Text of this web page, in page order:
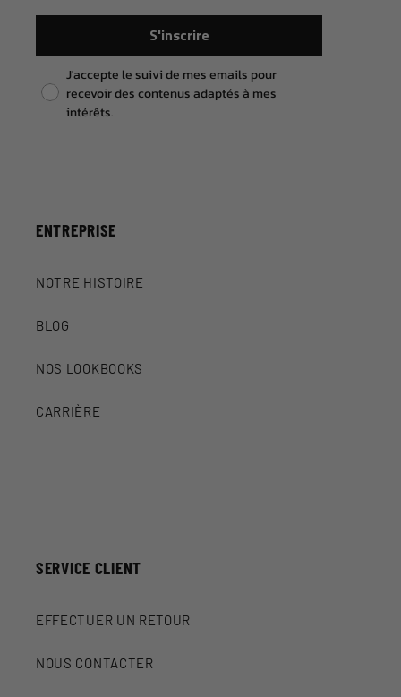
S'inscrire
Pixel consent
J'accepte le suivi de mes emails pour
recevoir des contenus adaptés à mes
intérêts.
ENTREPRISE
NOTRE HISTOIRE
BLOG
NOS LOOKBOOKS
CARRIÈRE
SERVICE CLIENT
EFFECTUER UN RETOUR
NOUS CONTACTER